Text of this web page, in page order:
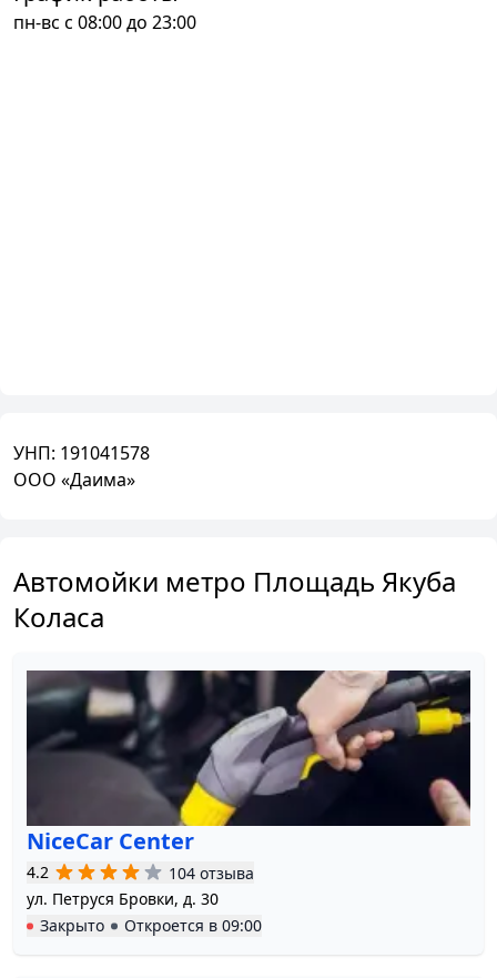
пн-вс с 08:00 до 23:00
УНП: 191041578
ООО «Даима»
Автомойки метро Площадь Якуба
Коласа
NiceCar Center
4.2
104 отзыва
ул. Петруся Бровки, д. 30
Закрыто
Откроется в 09:00